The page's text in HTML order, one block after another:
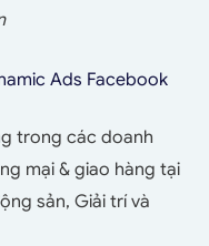
Ads Facebook
trong các doanh
mại & giao hàng tại
sản, Giải trí và